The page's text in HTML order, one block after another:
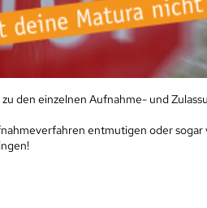
den einzelnen Aufnahme- und
entmutigen oder sogar